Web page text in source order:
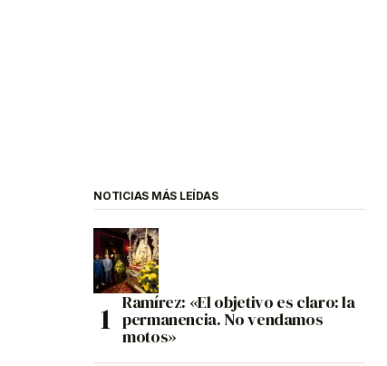
NOTICIAS MÁS LEÍDAS
Ramírez: «El objetivo es claro: la
permanencia. No vendamos
motos»